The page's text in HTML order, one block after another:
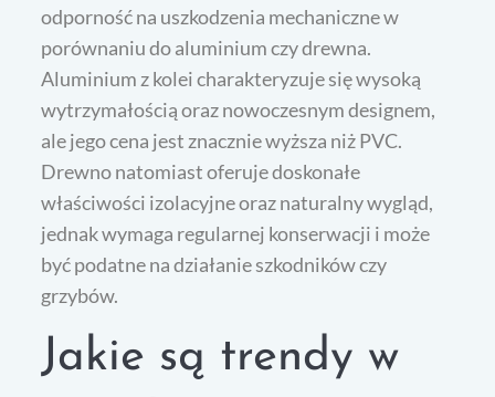
odporność na uszkodzenia mechaniczne w
porównaniu do aluminium czy drewna.
Aluminium z kolei charakteryzuje się wysoką
wytrzymałością oraz nowoczesnym designem,
ale jego cena jest znacznie wyższa niż PVC.
Drewno natomiast oferuje doskonałe
właściwości izolacyjne oraz naturalny wygląd,
jednak wymaga regularnej konserwacji i może
być podatne na działanie szkodników czy
grzybów.
Jakie są trendy w